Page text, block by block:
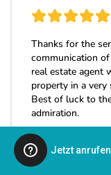
Jetzt anrufen